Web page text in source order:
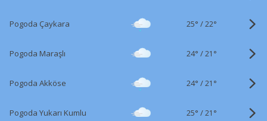
Pogoda Çaykara 25° /22°
Pogoda Maraşlı 24° /21°
Pogoda Akköse 24° /21°
Pogoda Yukarı Kumlu 25° /21°